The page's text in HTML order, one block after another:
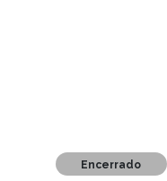
Encerrado